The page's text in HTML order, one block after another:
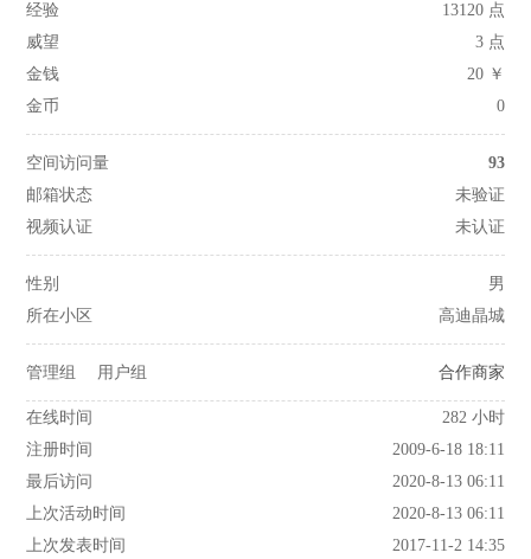
经验
13120 点
威望
3 点
金钱
20 ￥
金币
0
空间访问量
93
邮箱状态
未验证
视频认证
未认证
性别
男
所在小区
高迪晶城
管理组 用户组 合作商家
在线时间
282 小时
注册时间
2009-6-18 18:11
最后访问
2020-8-13 06:11
上次活动时间
2020-8-13 06:11
上次发表时间
2017-11-2 14:35